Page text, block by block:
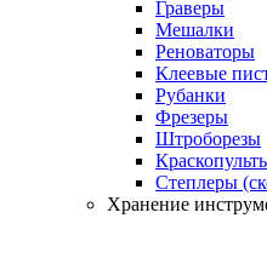
Граверы
Мешалки
Реноваторы
Клеевые
Рубанки
Фрезеры
Штроборезы
Степлеры
Хранение